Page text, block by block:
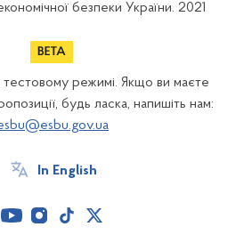
безпеки України. 2021
тестовому режимі. Якщо ви маєте
будь ласка, напишіть нам:
In English